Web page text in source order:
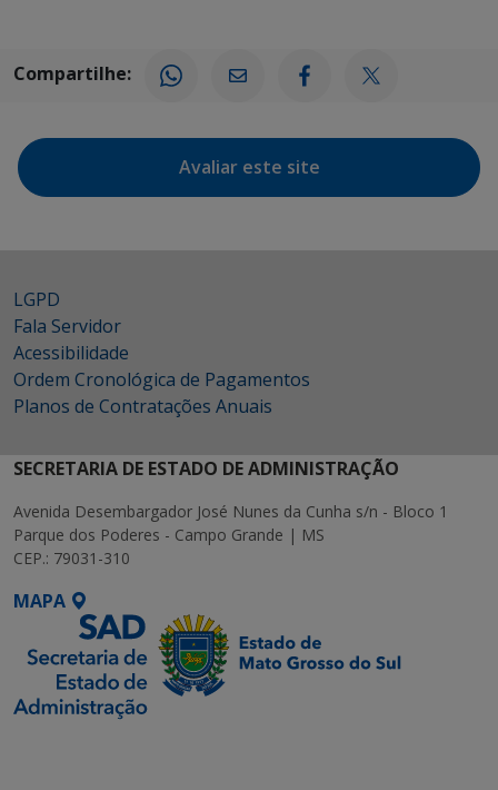
Compartilhe:
Avaliar este site
LGPD
Fala Servidor
Acessibilidade
Ordem Cronológica de Pagamentos
Planos de Contratações Anuais
SECRETARIA DE ESTADO DE ADMINISTRAÇÃO
Avenida Desembargador José Nunes da Cunha s/n - Bloco 1
Parque dos Poderes - Campo Grande | MS
CEP.: 79031-310
MAPA